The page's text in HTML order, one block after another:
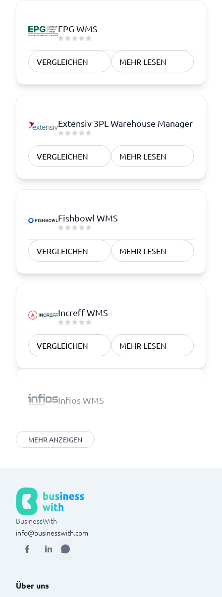
EPG WMS
VERGLEICHEN MEHR LESEN
Extensiv 3PL Warehouse Manager
VERGLEICHEN MEHR LESEN
Fishbowl WMS
VERGLEICHEN MEHR LESEN
Increff WMS
VERGLEICHEN MEHR LESEN
Infios WMS
MEHR ANZEIGEN
BusinessWith
info@businesswith.com
Über uns